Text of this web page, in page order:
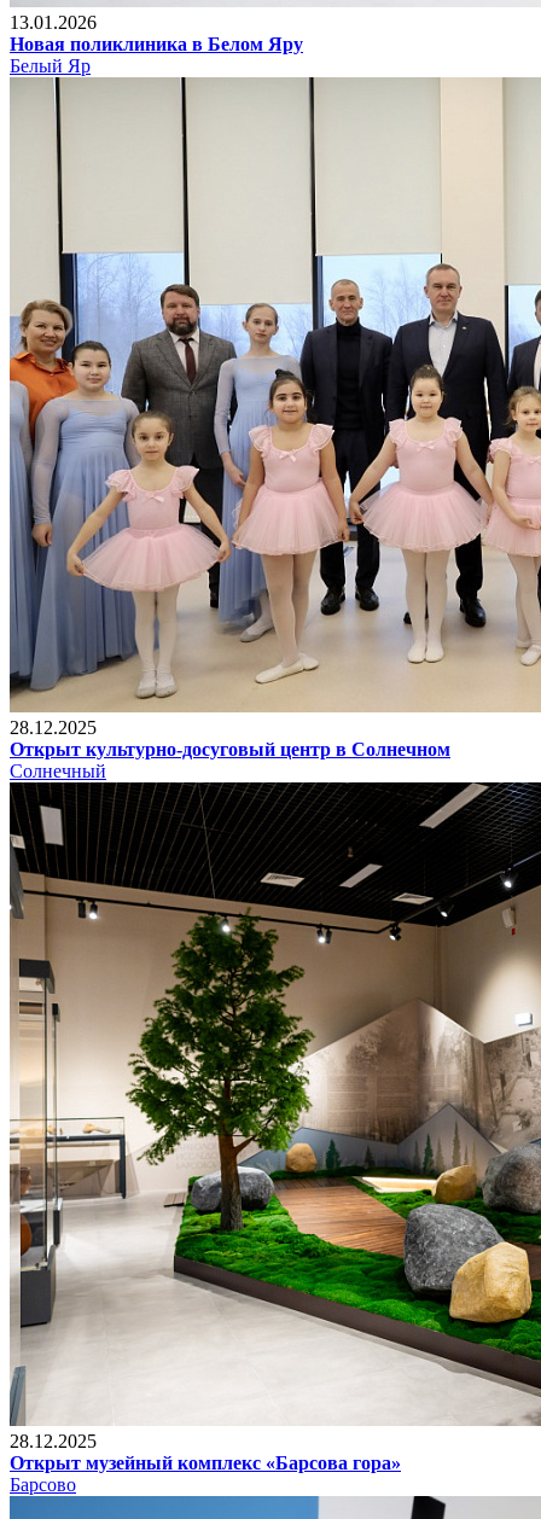
13.01.2026
Новая поликлиника в Белом Яру
Белый Яр
28.12.2025
Открыт культурно-досуговый центр в Солнечном
Солнечный
28.12.2025
Открыт музейный комплекс «Барсова гора»
Барсово